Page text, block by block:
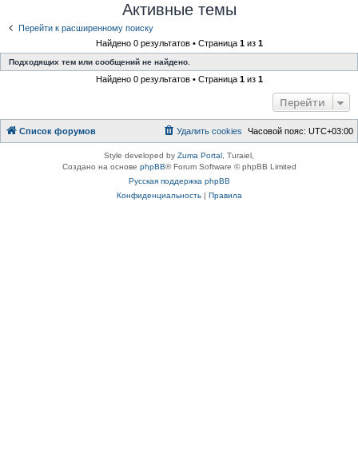
Активные темы
Перейти к расширенному поиску
Найдено 0 результатов • Страница 1из 1
Подходящих тем или сообщений не найдено.
Найдено 0 результатов • Страница 1из 1
Перейти
Список форумов Часовой пояс: UTC+03:00
Удалить cookies
Style developed by Zuma Portal , Turaiel,
Создано на основе phpBB® Forum Software © phpBB Limited
Русская поддержка phpBB
Конфиденциальность| Правила